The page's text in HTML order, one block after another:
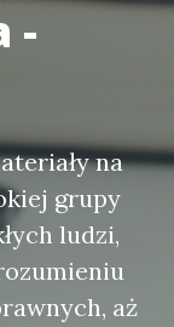
-
na
grupy
ludzi,
aż